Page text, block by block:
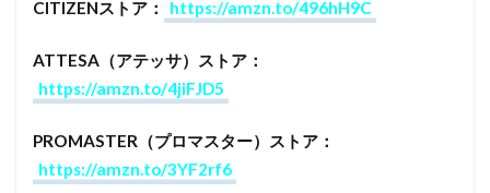
CITIZENストア： https://amzn.to/496hH9C
ATTESA（アテッサ）ストア：
https://amzn.to/4jiFJD5
PROMASTER（プロマスター）ストア：
https://amzn.to/3YF2rf6